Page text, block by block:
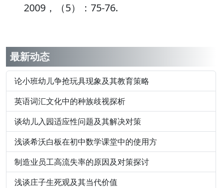
2009，（5）：75-76.
最新动态
论小班幼儿争抢玩具现象及其教育策略
英语词汇文化中的种族歧视探析
谈幼儿入园适应性问题及其解决对策
浅谈希沃白板在初中数学课堂中的使用方
制造业员工高流失率的原因及对策探讨
浅谈庄子生死观及其当代价值